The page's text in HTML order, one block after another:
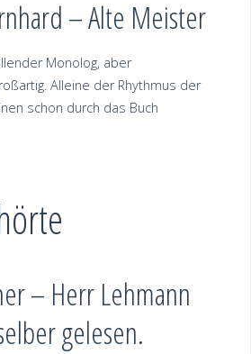
– Alte Meister
Monolog, aber
Alleine der Rhythmus der
schon durch das Buch
– Herr Lehmann
gelesen.